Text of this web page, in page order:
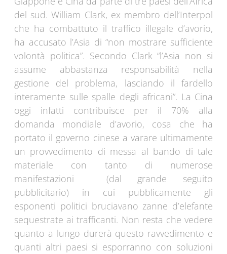
del sud. William Clark, ex membro dell’Interpol
che ha combattuto il traffico illegale d’avorio,
ha accusato l’Asia di “non mostrare sufficiente
volontà politica”. Secondo Clark “l’Asia non si
assume abbastanza responsabilità nella
gestione del problema, lasciando il fardello
interamente sulle spalle degli africani”. La Cina
oggi infatti contribuisce per il 70% alla
domanda mondiale d’avorio, cosa che ha
portato il governo cinese a varare ultimamente
un provvedimento di messa al bando di tale
materiale con tanto di numerose
manifestazioni (dal grande seguito
pubblicitario) in cui pubblicamente gli
esponenti politici bruciavano zanne d’elefante
sequestrate ai trafficanti. Non resta che vedere
quanto a lungo durerà questo ravvedimento e
quanti altri paesi si esporranno con soluzioni